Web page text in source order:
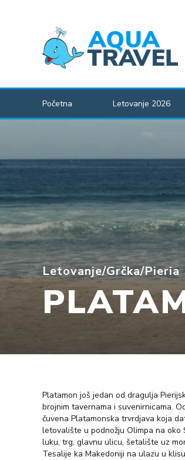
Početna Letovanje 2026
Letovanje/Grčka/Pieria
Platamon još jedan od dragulja
brojnim tavernama i suvenirnicama.
čuvena Platamonska trvrdjava koja
letovalište u podnožju Olimpa na oko
luku, trg, glavnu ulicu, šetalište uz
Tesalije ka Makedoniji na ulazu u